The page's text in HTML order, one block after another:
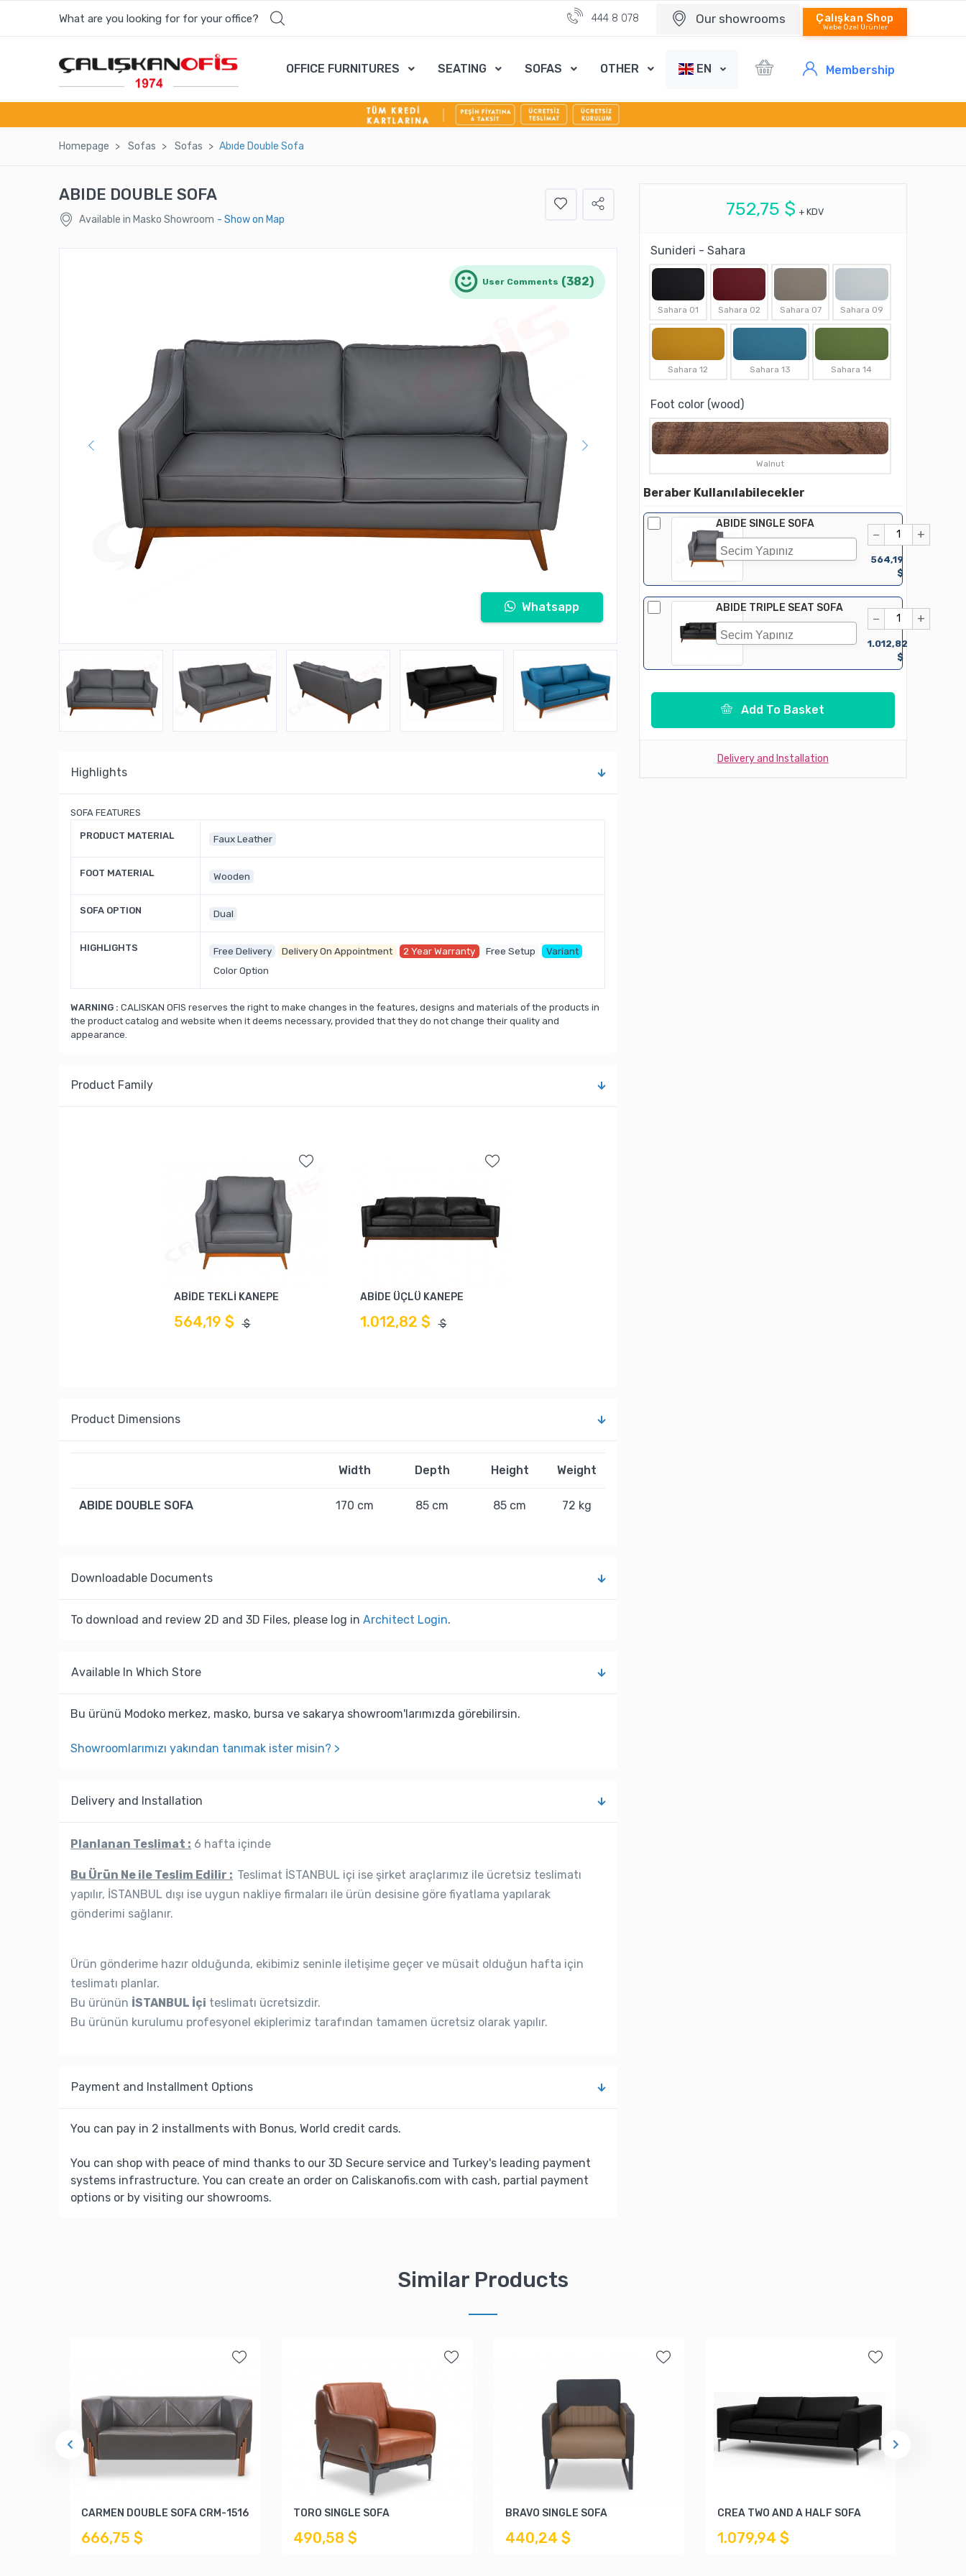
What are you looking for for your office? 444 8 078 Our showrooms Çalışkan Shop
Webe Özel Ürünler
OFFICE FURNITURES SEATING SOFAS OTHER EN Membership
Homepage Sofas Sofas Abıde Double Sofa
ABIDE DOUBLE SOFA
Available in Masko Showroom - Show on Map
User Comments (382)
Whatsapp
Highlights
SOFA FEATURES
PRODUCT MATERIAL Faux Leather
FOOT MATERIAL Wooden
SOFA OPTION Dual
HIGHLIGHTS Free Delivery Delivery On Appointment 2 Year Warranty Free Setup
Variant
Color Option
WARNING : CALISKAN OFIS reserves the right to make changes in the features, designs and materials of the products in
the product catalog and website when it deems necessary, provided that they do not change their quality and
appearance.
Product Family
ABİDE TEKLİ KANEPE
564,19 $ $
ABİDE ÜÇLÜ KANEPE
1.012,82 $ $
Product Dimensions
Width Depth Height Weight
ABIDE DOUBLE SOFA 170 cm 85 cm 85 cm 72 kg
Downloadable Documents
To download and review 2D and 3D Files, please log inArchitect Login.
Available In Which Store
Bu ürünü Modoko merkez, masko, bursa ve sakarya showroom'larımızda görebilirsin.
Showroomlarımızı yakından tanımak ister misin? >
Delivery and Installation
Planlanan Teslimat : 6 hafta içinde
Bu Ürün Ne ile Teslim Edilir : Teslimat İSTANBUL içi ise şirket araçlarımız ile ücretsiz teslimatı
yapılır, İSTANBUL dışı ise uygun nakliye firmaları ile ürün desisine göre fiyatlama yapılarak
gönderimi sağlanır.
Ürün gönderime hazır olduğunda, ekibimiz seninle iletişime geçer ve müsait olduğun hafta için
teslimatı planlar.
Bu ürünün İSTANBUL İçi teslimatı ücretsizdir.
Bu ürünün kurulumu profesyonel ekiplerimiz tarafından tamamen ücretsiz olarak yapılır.
Payment and Installment Options
You can pay in 2 installments with Bonus, World credit cards.
You can shop with peace of mind thanks to our 3D Secure service and Turkey's leading payment
systems infrastructure. You can create an order on Caliskanofis.com with cash, partial payment
options or by visiting our showrooms.
752,75 $ + KDV
Sunideri - Sahara
Sahara 01 Sahara 02 Sahara 07 Sahara 09
Sahara 12 Sahara 13 Sahara 14
Foot color (wood)
Walnut
Beraber Kullanılabilecekler
ABIDE SINGLE SOFA
− +
564,19
$
ABIDE TRIPLE SEAT SOFA
− +
1.012,82
$
Add To Basket
Delivery and Installation
Similar Products
CARMEN DOUBLE SOFA CRM-1516
666,75 $
TORO SINGLE SOFA
490,58 $
BRAVO SINGLE SOFA
440,24 $
CREA TWO AND A HALF SOFA
1.079,94 $